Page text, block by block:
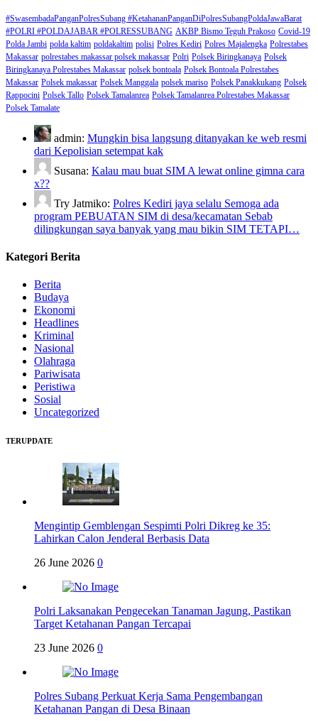
#SwasembadaPanganPolresSubang #KetahananPanganDiPolresSubangPoldaJawaBarat
#POLRI #POLDAJABAR #POLRESSUBANG AKBP Bismo Teguh Prakoso Covid-19
Polda Jambi polda kaltim poldakaltim polisi Polres Kediri Polres Majalengka Polrestabes
Makassar polrestabes makassar polsek makassar Polri Polsek Biringkanaya Polsek
Biringkanaya Polrestabes Makassar polsek bontoala Polsek Bontoala Polrestabes
Makassar Polsek makassar Polsek Manggala polsek mariso Polsek Panakkukang Polsek
Rappocini Polsek Tallo Polsek Tamalanrea Polsek Tamalanrea Polrestabes Makassar
Polsek Tamalate
admin: Mungkin bisa langsung ditanyakan ke web resmi
dari Kepolisian setempat kak
Susana: Kalau mau buat SIM A lewat online gimna cara
x??
Try Jatmiko: Polres Kediri jaya selalu Semoga ada
program PEBUATAN SIM di desa/kecamatan Sebab
dilingkungan saya banyak yang mau bikin SIM TETAPI…
Kategori Berita
Berita
Budaya
Ekonomi
Headlines
Kriminal
Nasional
Olahraga
Pariwisata
Peristiwa
Sosial
Uncategorized
TERUPDATE
Mengintip Gemblengan Sespimti Polri Dikreg ke 35:
Lahirkan Calon Jenderal Berbasis Data
26 June 2026 0
Polri Laksanakan Pengecekan Tanaman Jagung, Pastikan
Target Ketahanan Pangan Tercapai
23 June 2026 0
Polres Subang Perkuat Kerja Sama Pengembangan
Ketahanan Pangan di Desa Binaan